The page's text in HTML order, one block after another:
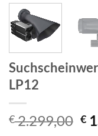
LP12
€2.299,00 €